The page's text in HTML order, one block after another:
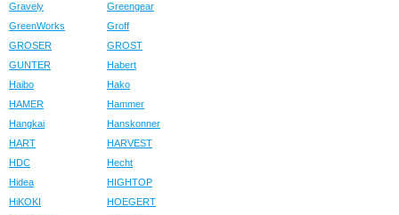
Gravely
Greengear
GreenWorks
Groff
GROSER
GROST
GUNTER
Habert
Haibo
Hako
HAMER
Hammer
Hangkai
Hanskonner
HART
HARVEST
HDC
Hecht
Hidea
HIGHTOP
HiKOKI
HOEGERT